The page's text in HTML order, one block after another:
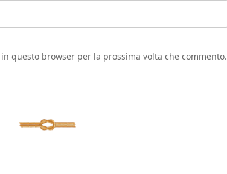
questo browser per la prossima volta che commento.